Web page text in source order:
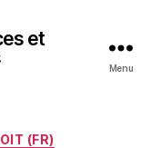
et
Menu
(FR)